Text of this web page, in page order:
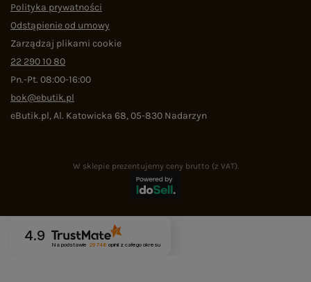
Polityka prywatności
Odstąpienie od umowy
Zarządzaj plikami cookie
22 290 10 80
Pn.-Pt. 08:00-16:00
bok@ebutik.pl
eButik.pl,Al. Katowicka 68,05-830 Nadarzyn
W sklepie prezentujemy ceny brutto (z VAT).
4.9
Na podstawie 29 748 opinii z całego okresu